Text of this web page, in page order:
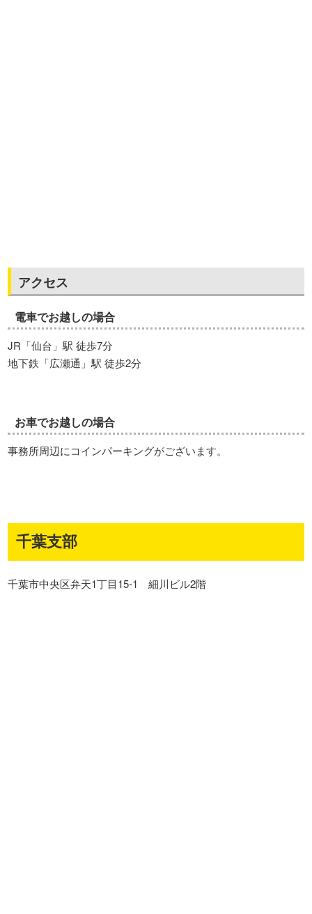
アクセス
電車でお越しの場合
JR「仙台」駅 徒歩7分
地下鉄「広瀬通」駅 徒歩2分
お車でお越しの場合
事務所周辺にコインパーキングがございます。
千葉支部
千葉市中央区弁天1丁目15-1 細川ビル2階